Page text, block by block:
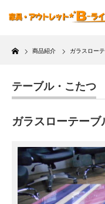
Home
商品紹介 ガラスロー
テーブル・こたつ
ガラスローテーブ